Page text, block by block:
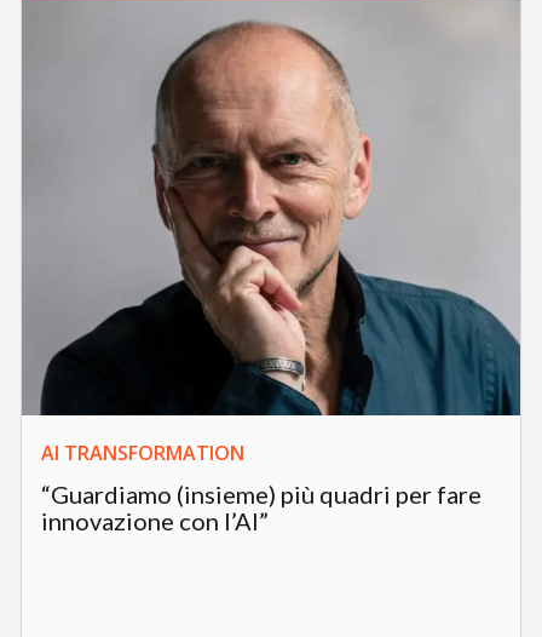
AI TRANSFORMATION
“Guardiamo (insieme) più quadri per fare
innovazione con l’AI”